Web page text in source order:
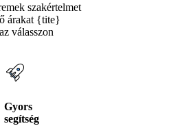
szakértelmet
árakat {tite}
válasszon
Gyors
segítség